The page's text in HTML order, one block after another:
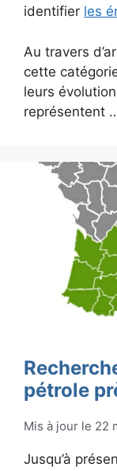
identifier les
Au travers
cette
leurs
représentent
pétrole
22
Jusqu’à